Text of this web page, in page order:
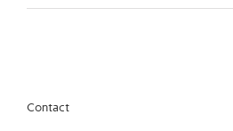
Contact